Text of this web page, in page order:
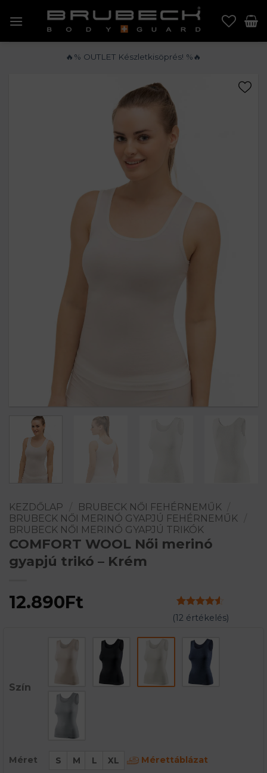
🔥% OUTLET Készletkisöprés! %🔥
KEZDŐLAP BRUBECK NŐI FEHÉRNEMŰK
BRUBECK NŐI MERINÓ GYAPJÚ FEHÉRNEMŰK
BRUBECK NŐI MERINÓ GYAPJÚ TRIKÓK
COMFORT WOOL Női merinó
gyapjú trikó – Krém
12.890Ft
Értékelés
11
értékelés
alapján
(12 értékelés)
Szín
Méret S M L XL Mérettáblázat